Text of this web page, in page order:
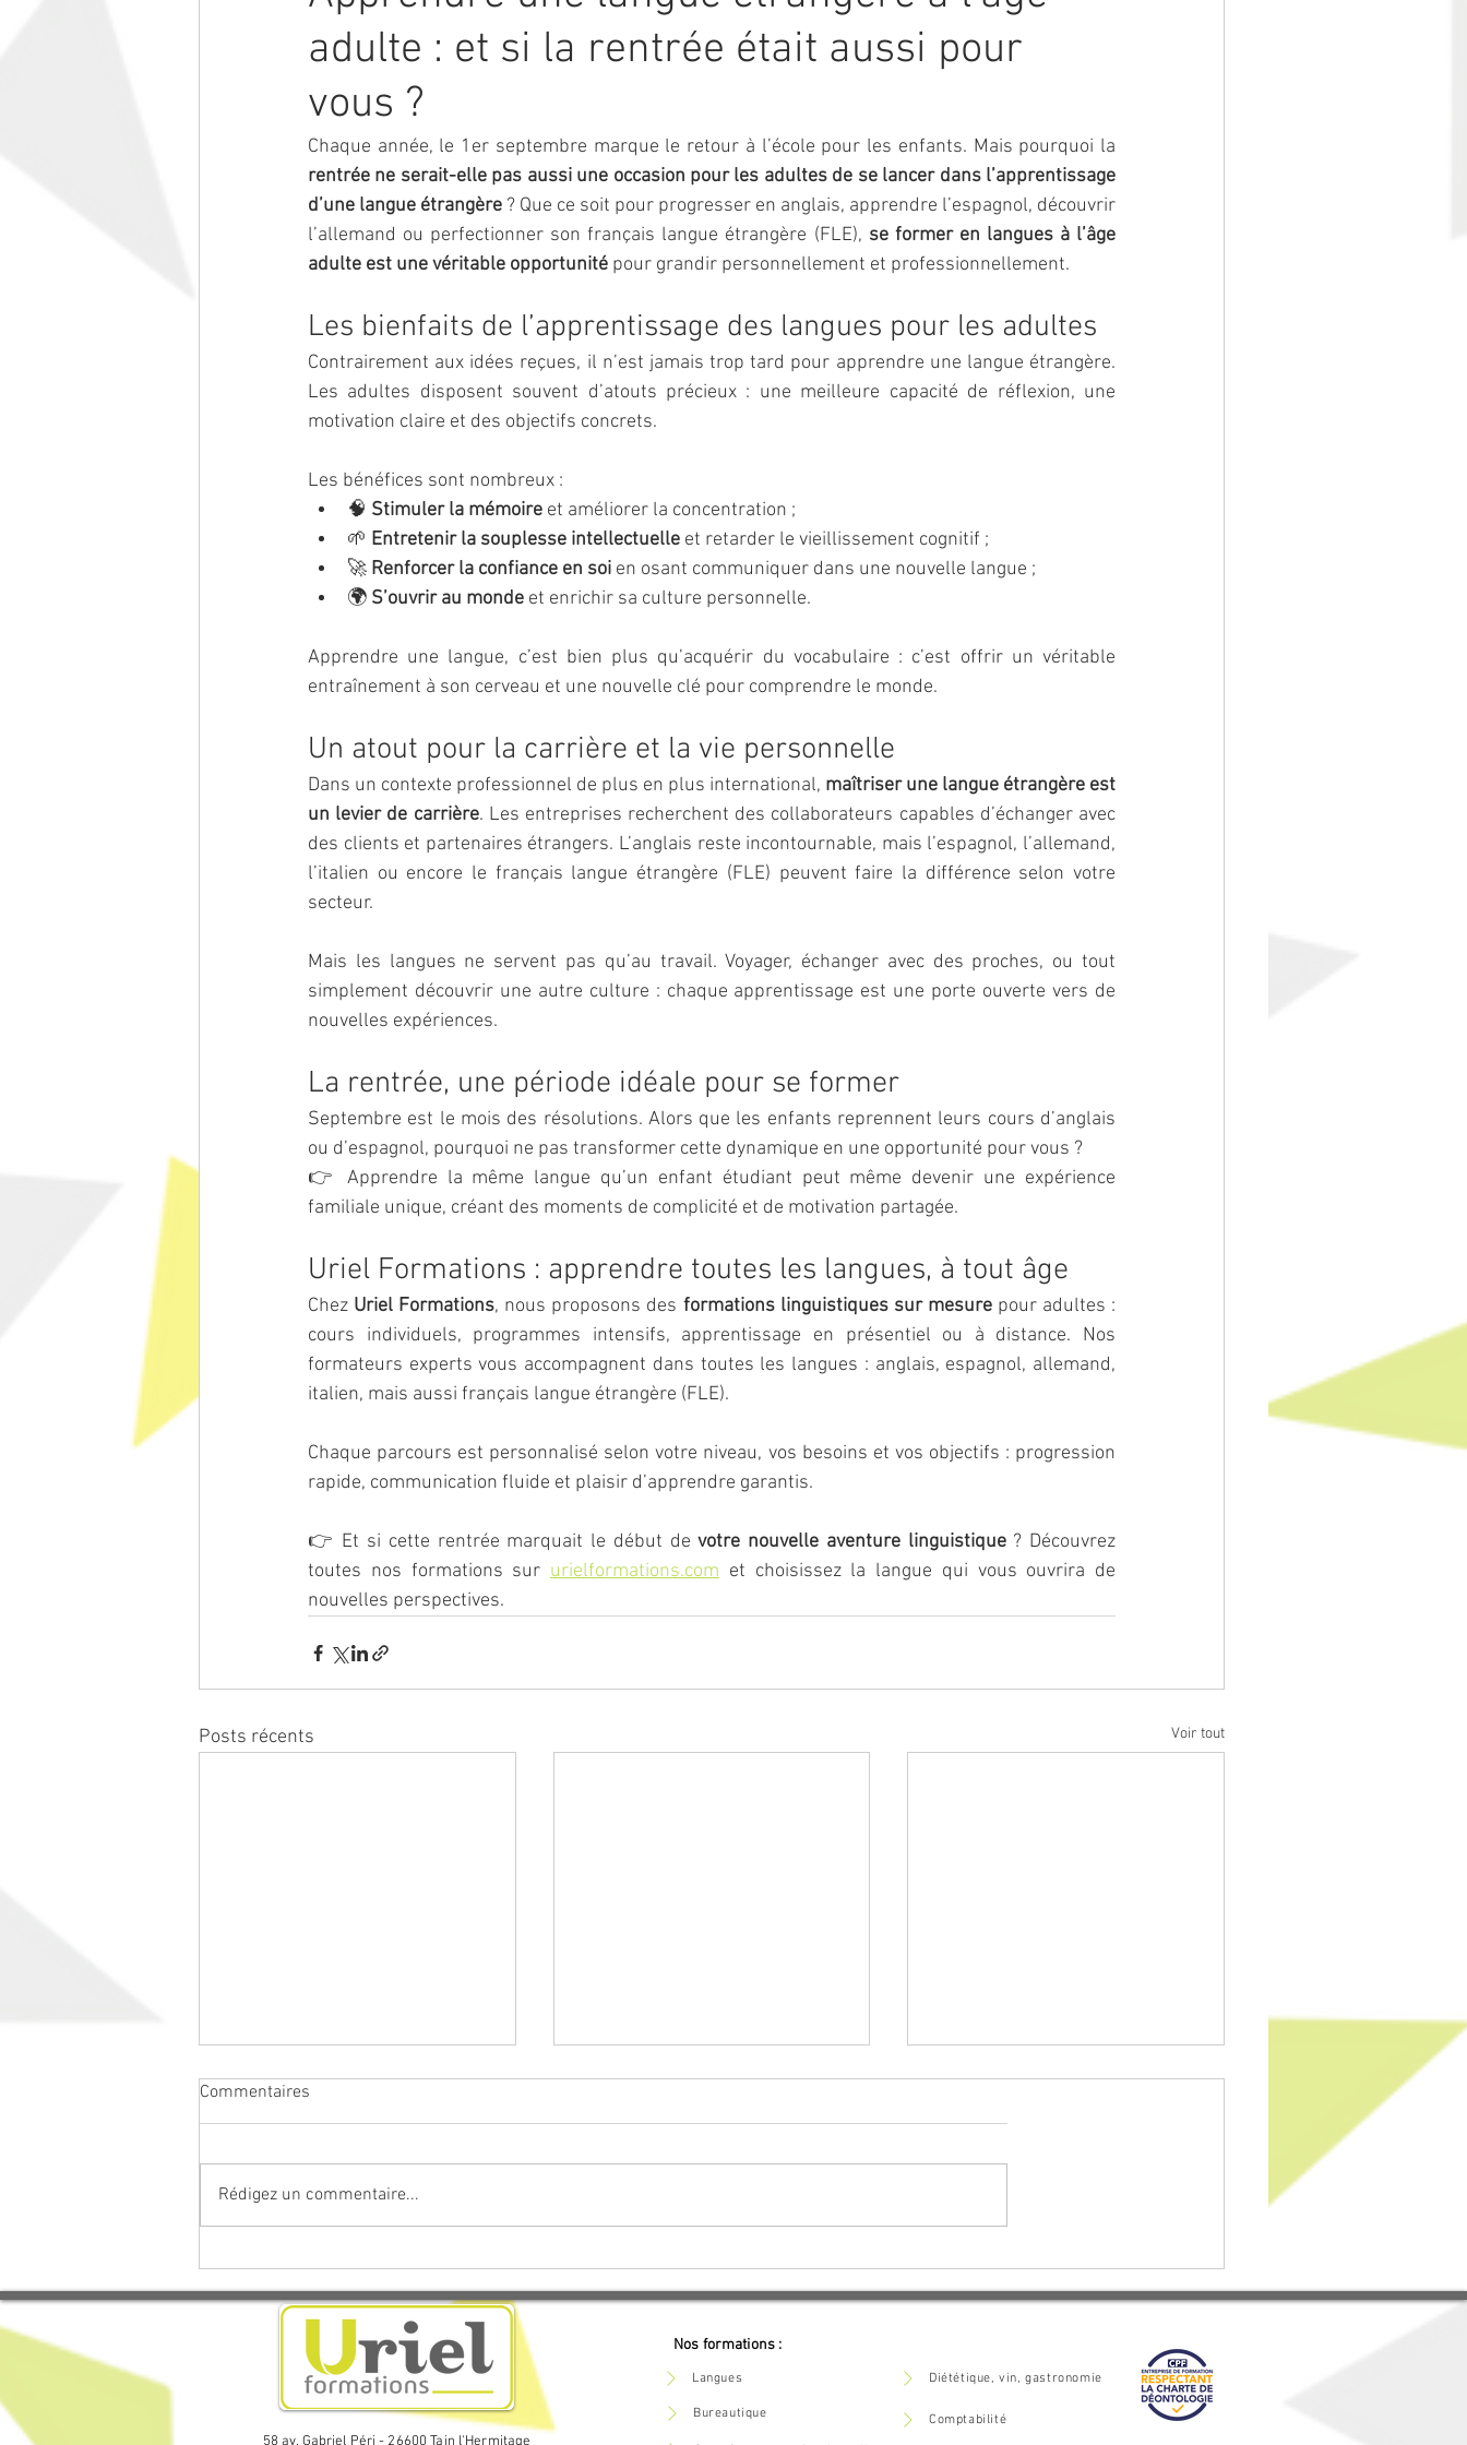
adulte : et si la rentrée était aussi pour
vous ?
rentrée ne serait-elle pas aussi une occasion pour les adultes de se lancer dans l’apprentissage
d’une langue étrangère ? Que ce soit pour progresser en anglais, apprendre l’espagnol, découvrir
l’allemand ou perfectionner son français langue étrangère (FLE), se former en langues à l’âge
adulte est une véritable opportunité pour grandir personnellement et professionnellement.
Les bienfaits de l’apprentissage des langues pour les adultes
Contrairement aux idées reçues, il n’est jamais trop tard pour apprendre une langue étrangère.
Les adultes disposent souvent d’atouts précieux : une meilleure capacité de réflexion, une
motivation claire et des objectifs concrets.
Les bénéfices sont nombreux :
🧠 Stimuler la mémoire et améliorer la concentration ;
🌱 Entretenir la souplesse intellectuelle et retarder le vieillissement cognitif ;
🚀 Renforcer la confiance en soi en osant communiquer dans une nouvelle langue ;
🌍 S’ouvrir au monde et enrichir sa culture personnelle.
Apprendre une langue, c’est bien plus qu’acquérir du vocabulaire : c’est offrir un véritable
entraînement à son cerveau et une nouvelle clé pour comprendre le monde.
Un atout pour la carrière et la vie personnelle
Dans un contexte professionnel de plus en plus international, maîtriser une langue étrangère est
un levier de carrière. Les entreprises recherchent des collaborateurs capables d’échanger avec
des clients et partenaires étrangers. L’anglais reste incontournable, mais l’espagnol, l’allemand,
l’italien ou encore le français langue étrangère (FLE) peuvent faire la différence selon votre
secteur.
Mais les langues ne servent pas qu’au travail. Voyager, échanger avec des proches, ou tout
simplement découvrir une autre culture : chaque apprentissage est une porte ouverte vers de
nouvelles expériences.
La rentrée, une période idéale pour se former
Septembre est le mois des résolutions. Alors que les enfants reprennent leurs cours d’anglais
ou d’espagnol, pourquoi ne pas transformer cette dynamique en une opportunité pour vous ?
👉 Apprendre la même langue qu’un enfant étudiant peut même devenir une expérience
familiale unique, créant des moments de complicité et de motivation partagée.
Uriel Formations : apprendre toutes les langues, à tout âge
Chez Uriel Formations, nous proposons des formations linguistiques sur mesure pour adultes :
cours individuels, programmes intensifs, apprentissage en présentiel ou à distance. Nos
formateurs experts vous accompagnent dans toutes les langues : anglais, espagnol, allemand,
italien, mais aussi français langue étrangère (FLE).
Chaque parcours est personnalisé selon votre niveau, vos besoins et vos objectifs : progression
rapide, communication fluide et plaisir d’apprendre garantis.
👉 Et si cette rentrée marquait le début de votre nouvelle aventure linguistique ? Découvrez
toutes nos formations sur urielformations.com et choisissez la langue qui vous ouvrira de
nouvelles perspectives.
Posts récents Voir tout
qui freinent la montée en
compétences en entreprise
10 vont rater le virage (et
clés pour augmenter vos
Commentaires
Rédigez un commentaire...
Nos formations :
Langues Diététique, vin, gastronomie
Comptabilité
Bureautique